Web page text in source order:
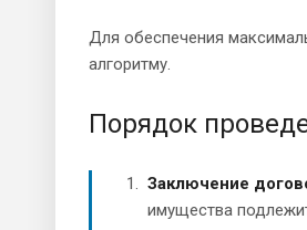
Для обеспечения
алгоритму.
Порядок
Заключение
имущества